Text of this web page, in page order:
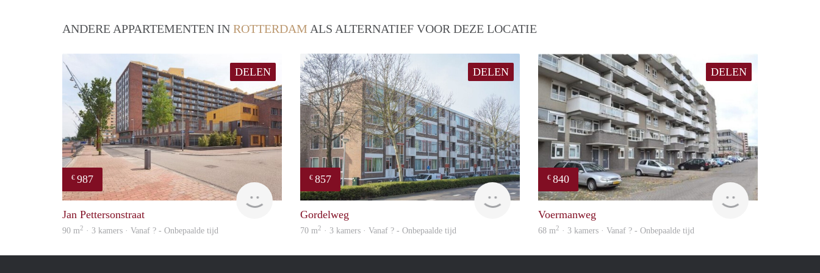
ANDERE APPARTEMENTEN IN ROTTERDAM ALS ALTERNATIEF VOOR DEZE LOCATIE
DELEN
€ 987
Jan Pettersonstraat
90 m2 · 3 kamers · Vanaf ? - Onbepaalde tijd
DELEN
€ 857
Woning
Gordelweg
70 m2 · 3 kamers · Vanaf ? - Onbepaalde tijd
DELEN
€ 840
rent
Voermanweg
68 m2 · 3 kamers · Vanaf ? - Onbepaalde tijd